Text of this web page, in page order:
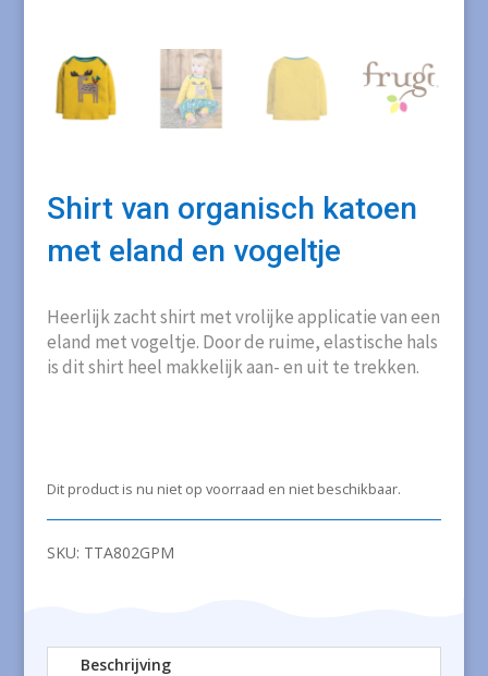
Shirt van organisch katoen
met eland en vogeltje
Heerlijk zacht shirt met vrolijke applicatie van een
eland met vogeltje. Door de ruime, elastische hals
is dit shirt heel makkelijk aan- en uit te trekken.
Dit product is nu niet op voorraad en niet beschikbaar.
SKU: TTA802GPM
Beschrijving